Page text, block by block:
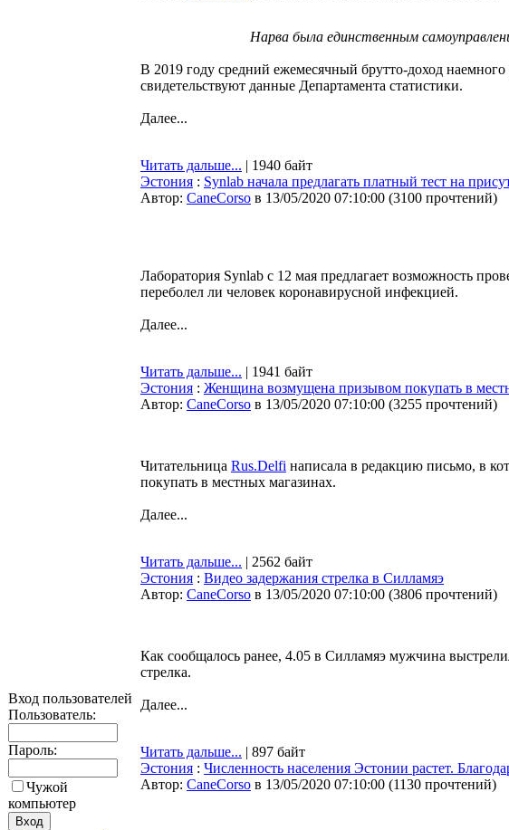
Вход пользователей
Пользователь:
Пароль:
Чужой
компьютер
Нарва была единственным
В 2019 году средний ежемесячный брутто-доход
свидетельствуют данные Департамента статистики.
Далее...
Читать дальше... | 1940 байт
Эстония : Synlab начала предлагать платный тест на
Автор: CaneCorso в 13/05/2020 07:10:00 (3100 прочтений)
Лаборатория Synlab с 12 мая предлагает возможность
переболел ли человек коронавирусной инфекцией.
Далее...
Читать дальше... | 1941 байт
Эстония : Женщина возмущена призывом покупать в
Автор: CaneCorso в 13/05/2020 07:10:00 (3255 прочтений)
Читательница Rus.Delfi написала в редакцию письмо, в
покупать в местных магазинах.
Далее...
Читать дальше... | 2562 байт
Эстония : Видео задержания стрелка в Силламяэ
Автор: CaneCorso в 13/05/2020 07:10:00 (3806 прочтений)
Как сообщалось ранее, 4.05 в Силламяэ мужчина
стрелка.
Далее...
Читать дальше... | 897 байт
Эстония : Численность населения Эстонии растет.
Автор: CaneCorso в 13/05/2020 07:10:00 (1130 прочтений)